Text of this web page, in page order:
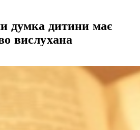
думка дитини має
вислухана